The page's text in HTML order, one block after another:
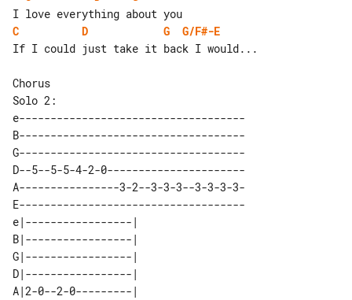
C
D G
G/F#-E
If I could just take it back I would...
Solo 2:
e------------------------------------
B------------------------------------
G------------------------------------
D--5--5-5-4-2-0----------------------
A----------------3-2--3-3-3--3-3-3-3-
E------------------------------------
e|-----------------|
B|-----------------|
G|-----------------|
D|-----------------|
A|2-0--2-0---------|